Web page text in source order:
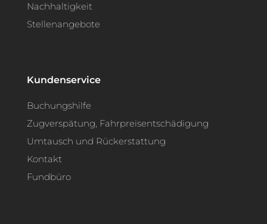
Nachhaltigkeit
Stellenangebote
Kundenservice
Buchungshilfe
Zugverspätung, Fahrpreisentschädigung
Umtausch und Rückerstattung
Kontakt
Fundbüro